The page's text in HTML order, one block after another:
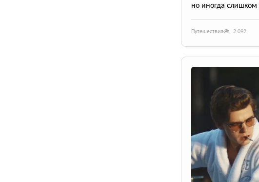
но иногда слишком
Путешествия 2 092